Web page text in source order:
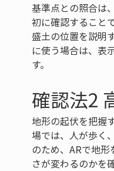
基準点との照合は
初に確認すること
盛土の位置を説明
に使う場合は、表
す。
確認法2
地形の起伏を把握
場では、人が歩く
のため、ARで地
さが変わるのかを